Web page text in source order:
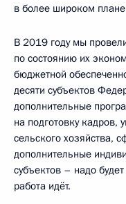
в более широком
В 2019 году мы
по состоянию их
бюджетной
десяти субъектов
дополнительные
на подготовку кадров,
сельского хозяйства,
дополнительные
субъектов – надо
работа идёт.